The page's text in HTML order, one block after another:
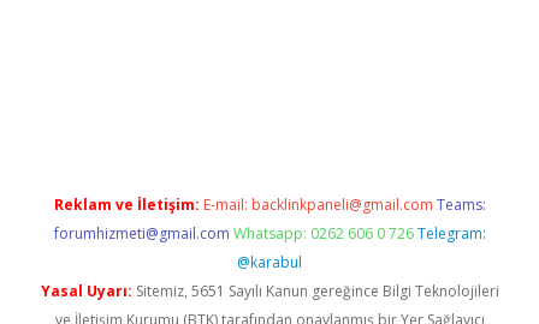
Reklam ve İletişim: E-mail: backlinkpaneli@gmail.com Teams:
forumhizmeti@gmail.com Whatsapp: 0262 606 0 726 Telegram:
@karabul
Yasal Uyarı: Sitemiz, 5651 Sayılı Kanun gereğince Bilgi Teknolojileri
ve İletişim Kurumu (BTK) tarafından onaylanmış bir Yer Sağlayıcı